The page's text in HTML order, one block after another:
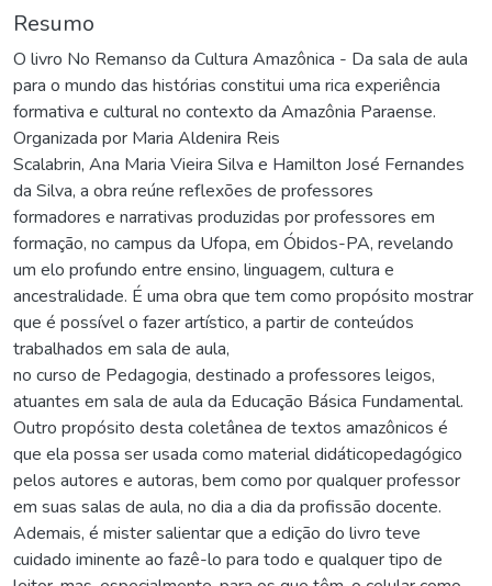
Resumo
O livro No Remanso da Cultura Amazônica - Da sala de aula
para o mundo das histórias constitui uma rica experiência
formativa e cultural no contexto da Amazônia Paraense.
Organizada por Maria Aldenira Reis
Scalabrin, Ana Maria Vieira Silva e Hamilton José Fernandes
da Silva, a obra reúne reflexões de professores
formadores e narrativas produzidas por professores em
formação, no campus da Ufopa, em Óbidos-PA, revelando
um elo profundo entre ensino, linguagem, cultura e
ancestralidade. É uma obra que tem como propósito mostrar
que é possível o fazer artístico, a partir de conteúdos
trabalhados em sala de aula,
no curso de Pedagogia, destinado a professores leigos,
atuantes em sala de aula da Educação Básica Fundamental.
Outro propósito desta coletânea de textos amazônicos é
que ela possa ser usada como material didáticopedagógico
pelos autores e autoras, bem como por qualquer professor
em suas salas de aula, no dia a dia da profissão docente.
Ademais, é mister salientar que a edição do livro teve
cuidado iminente ao fazê-lo para todo e qualquer tipo de